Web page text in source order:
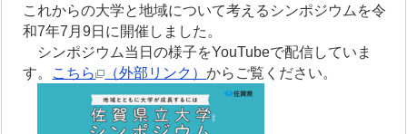
これからの大学と地域について考えるシンポジウムを令
和7年7月9日に開催しました。
シンポジウム当日の様子をYouTubeで配信していま
す。 こちら （外部リンク）からご覧ください。